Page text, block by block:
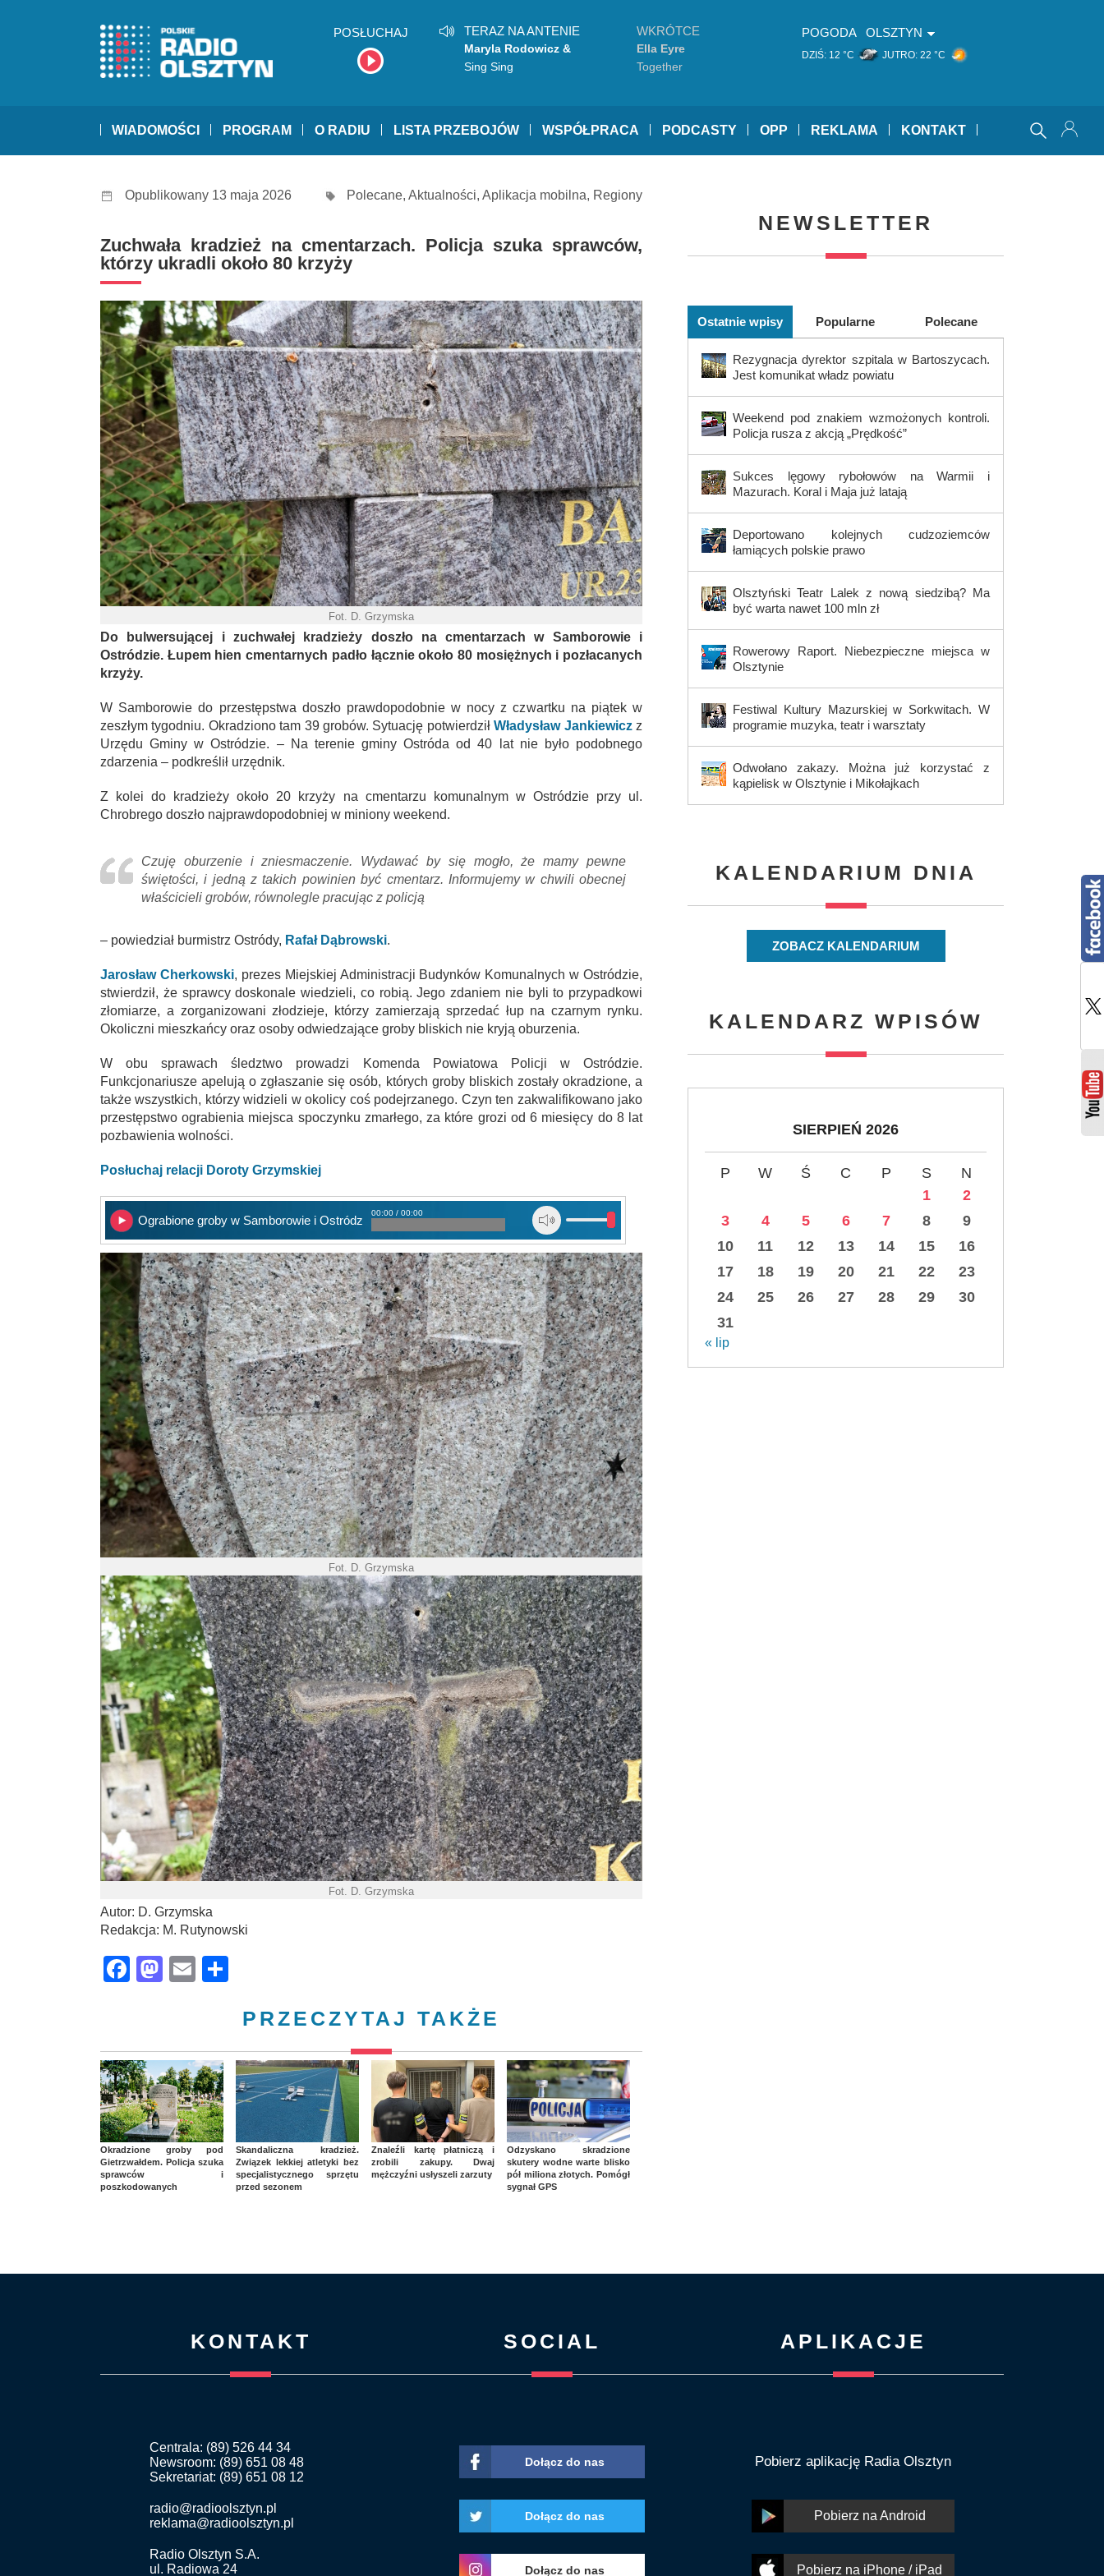
POSŁUCHAJ TERAZ NA ANTENIE
Maryla Rodowicz &
Mrozu
Sing Sing
WKRÓTCE
Ella Eyre
Together
POGODA OLSZTYN
DZIŚ: 12 °C JUTRO: 22 °C
WIADOMOŚCI PROGRAM O RADIU LISTA PRZEBOJÓW WSPÓŁPRACA PODCASTY OPP REKLAMA KONTAKT
Opublikowany 13 maja 2026 Polecane, Aktualności, Aplikacja mobilna, Regiony
Zuchwała kradzież na cmentarzach. Policja szuka sprawców,
którzy ukradli około 80 krzyży
Fot. D. Grzymska
Do bulwersującej i zuchwałej kradzieży doszło na cmentarzach w Samborowie i
Ostródzie. Łupem hien cmentarnych padło łącznie około 80 mosiężnych i pozłacanych
krzyży.
W Samborowie do przestępstwa doszło prawdopodobnie w nocy z czwartku na piątek w
zeszłym tygodniu. Okradziono tam 39 grobów. Sytuację potwierdziłWładysław Jankiewicz z
Urzędu Gminy w Ostródzie. – Na terenie gminy Ostróda od 40 lat nie było podobnego
zdarzenia – podkreślił urzędnik.
Z kolei do kradzieży około 20 krzyży na cmentarzu komunalnym w Ostródzie przy ul.
Chrobrego doszło najprawdopodobniej w miniony weekend.
Czuję oburzenie i zniesmaczenie. Wydawać by się mogło, że mamy pewne
świętości, i jedną z takich powinien być cmentarz. Informujemy w chwili obecnej
właścicieli grobów, równolegle pracując z policją
– powiedział burmistrz Ostródy, Rafał Dąbrowski.
Jarosław Cherkowski, prezes Miejskiej Administracji Budynków Komunalnych w Ostródzie,
stwierdził, że sprawcy doskonale wiedzieli, co robią. Jego zdaniem nie byli to przypadkowi
złomiarze, a zorganizowani złodzieje, którzy zamierzają sprzedać łup na czarnym rynku.
Okoliczni mieszkańcy oraz osoby odwiedzające groby bliskich nie kryją oburzenia.
W obu sprawach śledztwo prowadzi Komenda Powiatowa Policji w Ostródzie.
Funkcjonariusze apelują o zgłaszanie się osób, których groby bliskich zostały okradzione, a
także wszystkich, którzy widzieli w okolicy coś podejrzanego. Czyn ten zakwalifikowano jako
przestępstwo ograbienia miejsca spoczynku zmarłego, za które grozi od 6 miesięcy do 8 lat
pozbawienia wolności.
Posłuchaj relacji Doroty Grzymskiej
Ograbione groby w Samborowie i Ostródzie
00:00 / 00:00
Fot. D. Grzymska
Fot. D. Grzymska
Autor: D. Grzymska
Redakcja: M. Rutynowski
Facebook
Mastodon
Email
PRZECZYTAJ TAKŻE
Okradzione groby pod
Gietrzwałdem. Policja szuka
sprawców i
poszkodowanych
Skandaliczna kradzież.
Związek lekkiej atletyki bez
specjalistycznego sprzętu
przed sezonem
Znaleźli kartę płatniczą i
zrobili zakupy. Dwaj
mężczyźni usłyszeli zarzuty
Odzyskano skradzione
skutery wodne warte blisko
pół miliona złotych. Pomógł
sygnał GPS
NEWSLETTER
Ostatnie wpisy Popularne Polecane
Rezygnacja dyrektor szpitala w Bartoszycach.
Jest komunikat władz powiatu
Weekend pod znakiem wzmożonych kontroli.
Policja rusza z akcją „Prędkość”
Sukces lęgowy rybołowów na Warmii i
Mazurach. Koral i Maja już latają
Deportowano kolejnych cudzoziemców
łamiących polskie prawo
Olsztyński Teatr Lalek z nową siedzibą? Ma
być warta nawet 100 mln zł
Rowerowy Raport. Niebezpieczne miejsca w
Olsztynie
Festiwal Kultury Mazurskiej w Sorkwitach. W
programie muzyka, teatr i warsztaty
Odwołano zakazy. Można już korzystać z
kąpielisk w Olsztynie i Mikołajkach
KALENDARIUM DNIA
ZOBACZ KALENDARIUM
KALENDARZ WPISÓW
SIERPIEŃ 2026
P W Ś C P S
N
1
2
3
4 5 6 7 8
9
10
11 12 13 14 15
16
17
18 19 20 21 22
23
24
25 26 27 28 29
30
31
« lip
KONTAKT
Centrala: (89) 526 44 34
Newsroom: (89) 651 08 48
Sekretariat: (89) 651 08 12
radio@radioolsztyn.pl
reklama@radioolsztyn.pl
Radio Olsztyn S.A.
ul. Radiowa 24
SOCIAL
Dołącz do nas
Dołącz do nas
Dołącz do nas
APLIKACJE
Pobierz aplikację Radia Olsztyn
Pobierz na Android
Pobierz na iPhone / iPad